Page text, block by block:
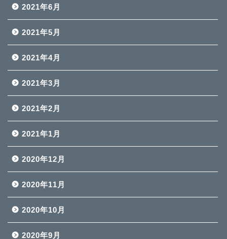
2021年6月
2021年5月
2021年4月
2021年3月
2021年2月
2021年1月
2020年12月
2020年11月
2020年10月
2020年9月